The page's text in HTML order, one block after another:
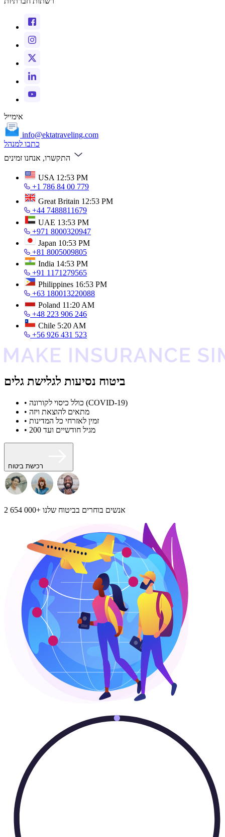
אימייל
info@ektatraveling.com
כתבו למנהל
התקשרו, אנחנו זמינים
USA 12:53 PM
+1 786 84 00 779
Great Britain 12:53 PM
+44 7488811679
UAE 13:53 PM
+971 8000320947
Japan 10:53 PM
+81 8005009805
India 14:53 PM
+91 1171279565
Philippines 16:53 PM
+63 180013220088
Poland 11:20 AM
+48 223 906 246
Chile 5:20 AM
+56 926 431 523
ביטוח נסיעות לגלישת גלים
• כולל כיסוי לקורונה (COVID-19)
• מתאים להוצאת ויזה
• זמין לאזרחי כל המדינות
• מגיל חודשיים ועד 200
רכישת ביטוח
2 654 000+ אנשים בוחרים בביטוח שלנו